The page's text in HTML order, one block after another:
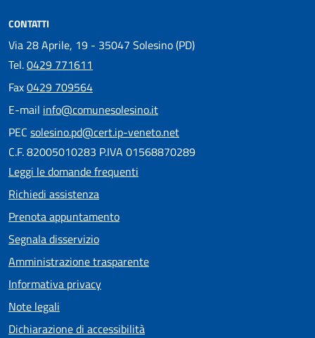
CONTATTI
Via 28 Aprile, 19 - 35047 Solesino (PD)
Tel.0429 771611
Fax0429 709564
E-mail info@comunesolesino.it
PEC solesino.pd@cert.ip-veneto.net
C.F. 82005010283 P.IVA 01568870289
Leggi le domande frequenti
Richiedi assistenza
Prenota appuntamento
Segnala disservizio
Amministrazione trasparente
Informativa privacy
Note legali
Dichiarazione di accessibilità